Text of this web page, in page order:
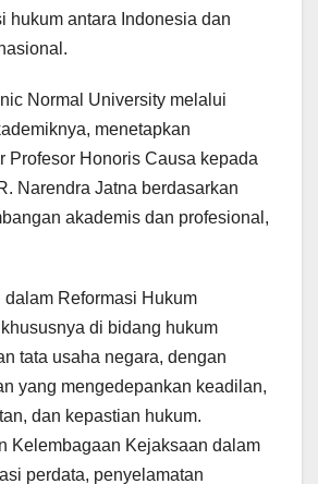
hukum antara Indonesia dan
Normal University melalui
menetapkan
Profesor Honoris Causa kepada
Narendra Jatna berdasarkan
akademis dan profesional,
dalam Reformasi Hukum
di bidang hukum
tata usaha negara, dengan
yang mengedepankan keadilan,
dan kepastian hukum.
Kelembagaan Kejaksaan dalam
perdata, penyelamatan